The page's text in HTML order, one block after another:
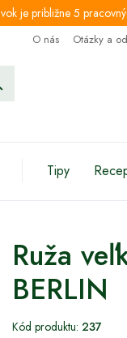
je približne 5
O nás Otázky a
Tipy
Ruža
BERLIN
Kód produktu: 237